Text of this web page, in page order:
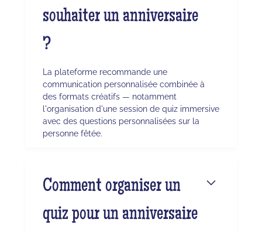
souhaiter un anniversaire
?
La plateforme recommande une
communication personnalisée combinée à
des formats créatifs — notamment
l'organisation d'une session de quiz immersive
avec des questions personnalisées sur la
personne fêtée.
Comment organiser un
quiz pour un anniversaire